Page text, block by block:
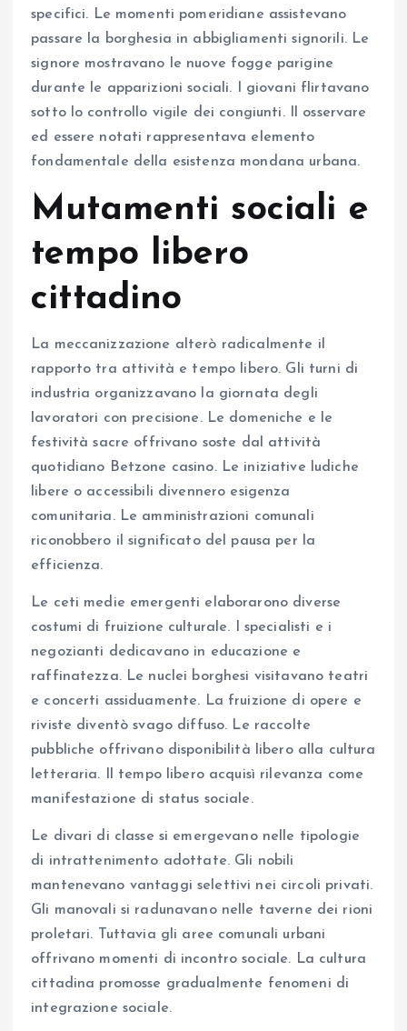
specifici. Le momenti pomeridiane assistevano
passare la borghesia in abbigliamenti signorili. Le
signore mostravano le nuove fogge parigine
durante le apparizioni sociali. I giovani flirtavano
sotto lo controllo vigile dei congiunti. Il osservare
ed essere notati rappresentava elemento
fondamentale della esistenza mondana urbana.
Mutamenti sociali e
tempo libero
cittadino
La meccanizzazione alterò radicalmente il
rapporto tra attività e tempo libero. Gli turni di
industria organizzavano la giornata degli
lavoratori con precisione. Le domeniche e le
festività sacre offrivano soste dal attività
quotidiano Betzone casino. Le iniziative ludiche
libere o accessibili divennero esigenza
comunitaria. Le amministrazioni comunali
riconobbero il significato del pausa per la
efficienza.
Le ceti medie emergenti elaborarono diverse
costumi di fruizione culturale. I specialisti e i
negozianti dedicavano in educazione e
raffinatezza. Le nuclei borghesi visitavano teatri
e concerti assiduamente. La fruizione di opere e
riviste diventò svago diffuso. Le raccolte
pubbliche offrivano disponibilità libero alla cultura
letteraria. Il tempo libero acquisì rilevanza come
manifestazione di status sociale.
Le divari di classe si emergevano nelle tipologie
di intrattenimento adottate. Gli nobili
mantenevano vantaggi selettivi nei circoli privati.
Gli manovali si radunavano nelle taverne dei rioni
proletari. Tuttavia gli aree comunali urbani
offrivano momenti di incontro sociale. La cultura
cittadina promosse gradualmente fenomeni di
integrazione sociale.